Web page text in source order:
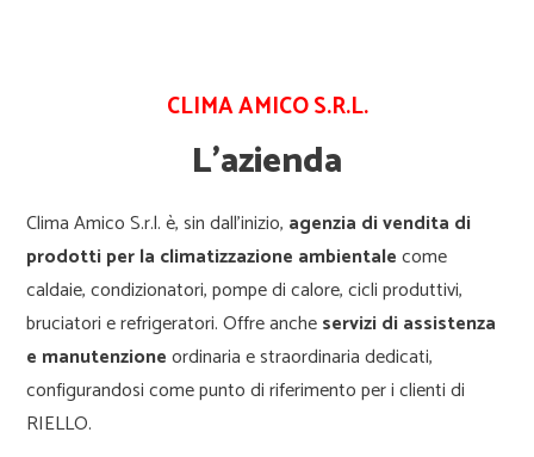
CLIMA AMICO S.R.L.
L’azienda
Clima Amico S.r.l. è, sin dall’inizio, agenzia di vendita di
prodotti per la climatizzazione ambientalecome
caldaie, condizionatori, pompe di calore, cicli produttivi,
bruciatori e refrigeratori. Offre ancheservizi di assistenza
e manutenzioneordinaria e straordinaria dedicati,
configurandosi come punto di riferimento per i clienti di
RIELLO.